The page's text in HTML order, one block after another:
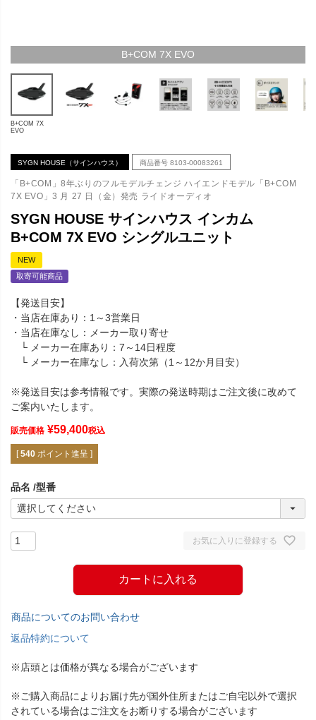
B+COM 7X EVO
B+COM 7X
EVO
SYGN HOUSE（サインハウス） 商品番号 8103-00083261
「B+COM」8年ぶりのフルモデルチェンジ ハイエンドモデル「B+COM
7X EVO」3 月 27 日（金）発売 ライドオーディオ
SYGN HOUSE サインハウス インカム
B+COM 7X EVO シングルユニット
NEW
取寄可能商品
【発送目安】
・当店在庫あり：1～3営業日
・当店在庫なし：メーカー取り寄せ
└ メーカー在庫あり：7～14日程度
└ メーカー在庫なし：入荷次第（1～12か月目安）
※発送目安は参考情報です。実際の発送時期はご注文後に改めて
ご案内いたします。
販売価格 ¥59,400税込
[ 540 ポイント進呈 ]
品名 型番
お気に入りに登録する
カートに入れる
商品についてのお問い合わせ
返品特約について
※店頭とは価格が異なる場合がございます
※ご購入商品によりお届け先が国外住所またはご自宅以外で選択
されている場合はご注文をお断りする場合がございます